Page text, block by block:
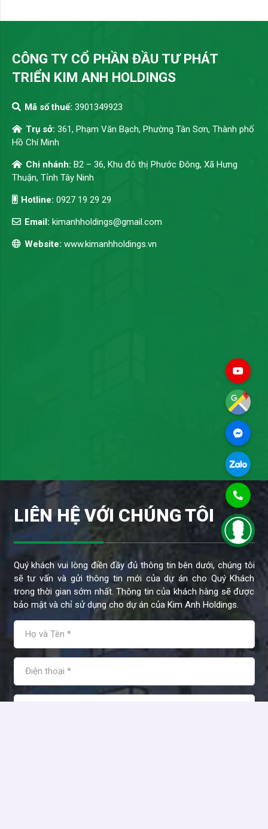
LIÊN HỆ VỚI CHÚNG TÔI
Quý khách vui lòng điền đầy đủ thông tin bên dưới, chúng tôi
sẽ tư vấn và gửi thông tin mới của dự án cho Quý Khách
trong thời gian sớm nhất. Thông tin của khách hàng sẽ được
bảo mật và chỉ sử dụng cho dự án của Kim Anh Holdings.
CÔNG TY CỔ PHẦN ĐẦU TƯ PHÁT
TRIỂN KIM ANH HOLDINGS
Mã số thuế: 3901349923
Trụ sở: 361, Phạm Văn Bạch, Phường Tân Sơn, Thành phố
Hồ Chí Minh
Chi nhánh: B2 – 36, Khu đô thị Phước Đông, Xã Hưng
Thuận, Tỉnh Tây Ninh
Hotline: 0927 19 29 29
Email: kimanhholdings@gmail.com
Website: www.kimanhholdings.vn